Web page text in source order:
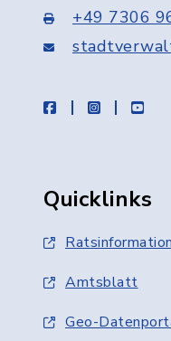
+49 7306
facebookinstagram
Quicklinks
Amtsblatt
Geo-